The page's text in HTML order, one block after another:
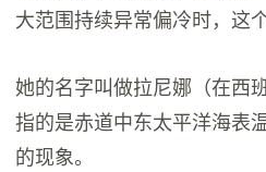
大范围持续异常偏冷时，这
她的名字叫做拉尼娜（在西
指的是赤道中东太平洋海表
的现象。